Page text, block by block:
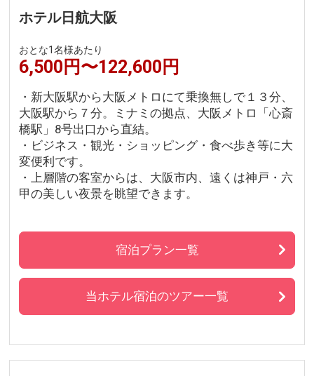
ホテル日航大阪
おとな1名様あたり
6,500円〜122,600円
・新大阪駅から大阪メトロにて乗換無しで１３分、
大阪駅から７分。ミナミの拠点、大阪メトロ「心斎
橋駅」8号出口から直結。
・ビジネス・観光・ショッピング・食べ歩き等に大
変便利です。
・上層階の客室からは、大阪市内、遠くは神戸・六
甲の美しい夜景を眺望できます。
宿泊プラン一覧
当ホテル宿泊のツアー一覧